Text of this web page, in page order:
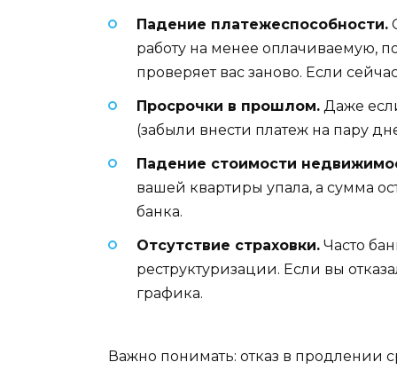
Падение платежеспособности.
работу на менее оплачиваемую,
проверяет вас заново. Если
Просрочки в прошлом. Даже
(забыли внести платеж на пару
Падение стоимости
вашей квартиры упала, а сумма
банка.
Отсутствие страховки. Часто
реструктуризации. Если вы
графика.
Важно понимать: отказ в продлении